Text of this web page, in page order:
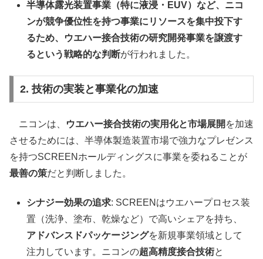
半導体露光装置事業（特に液浸・EUV）など、ニコ
ンが競争優位性を持つ事業にリソースを集中投下す
るため、ウエハー接合技術の研究開発事業を譲渡す
るという戦略的な判断が行われました。
2. 技術の実装と事業化の加速
ニコンは、 ウエハー接合技術の実用化と市場展開 を加速
させるためには、半導体製造装置市場で強力なプレゼンス
を持つSCREENホールディングスに事業を委ねることが
最善の策だと判断しました。
シナジー効果の追求: SCREENはウエハープロセス装
置（洗浄、塗布、乾燥など）で高いシェアを持ち、
アドバンスドパッケージングを新規事業領域として
注力しています。ニコンの超高精度接合技術と